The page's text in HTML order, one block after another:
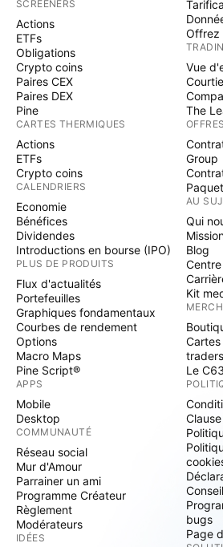
SCREENERS
Actions
ETFs
Obligations
Crypto coins
Paires CEX
Paires DEX
Pine
CARTES THERMIQUES
Actions
ETFs
Crypto coins
CALENDRIERS
Economie
Bénéfices
Dividendes
Introductions en bourse (IPO)
PLUS DE PRODUITS
Flux d'actualités
Portefeuilles
Graphiques fondamentaux
Courbes de rendement
Options
Macro Maps
Pine Script®
APPS
Mobile
Desktop
COMMUNAUTÉ
Réseau social
Mur d'Amour
Parrainer un ami
Programme Créateur
Règlement
Modérateurs
IDÉES
Offrez
Vue
The
Group
AU
Qui
Blog
Kit
MERCH
traders
Le
bugs
Page